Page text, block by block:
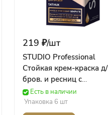
219 ₽/шт
STUDIO Professional
Стойкая крем-краска д/
бров. и ресниц с
эфф.татуажа Татуаж
Графитовый (30/20 мл)
Роколор
Есть в наличии
Упаковка 6 шт